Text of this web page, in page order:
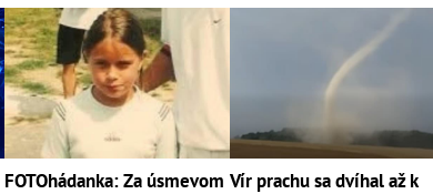
FOTOhádanka: Za úsmevom Vír prachu sa dvíhal až k